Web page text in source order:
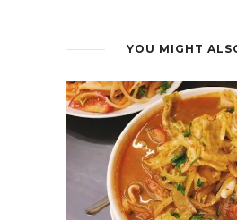
YOU MIGHT